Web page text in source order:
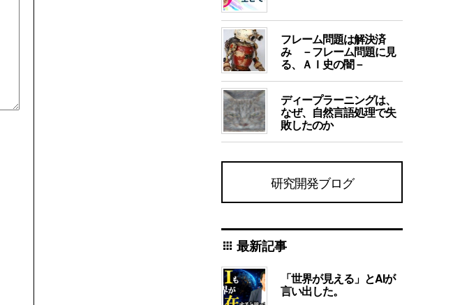
フレーム問題は解決済
み －フレーム問題に見
る、ＡＩ史の闇－
ディープラーニングは、
なぜ、自然言語処理で失
敗したのか
研究開発ブログ
apps 最新記事
「世界が見える」とAIが
言い出した。